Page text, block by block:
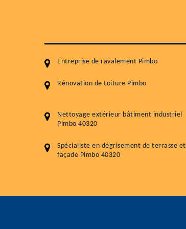
Entreprise de ravalement Pimbo
Rénovation de toiture Pimbo
Nettoyage extérieur bâtiment industriel
Pimbo 40320
Spécialiste en dégrisement de terrasse et
façade Pimbo 40320